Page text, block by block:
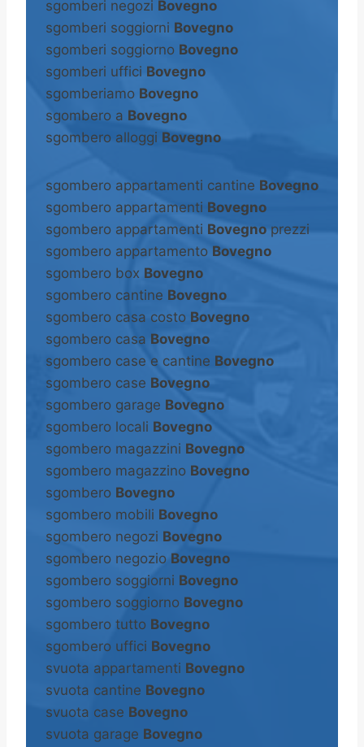
sgomberi negozi Bovegno
sgomberi soggiorni Bovegno
sgomberi soggiorno Bovegno
sgomberi uffici Bovegno
sgomberiamo Bovegno
sgombero a Bovegno
sgombero alloggi Bovegno
sgombero appartamenti cantine Bovegno
sgombero appartamenti Bovegno
sgombero appartamenti Bovegno prezzi
sgombero appartamento Bovegno
sgombero box Bovegno
sgombero cantine Bovegno
sgombero casa costo Bovegno
sgombero casa Bovegno
sgombero case e cantine Bovegno
sgombero case Bovegno
sgombero garage Bovegno
sgombero locali Bovegno
sgombero magazzini Bovegno
sgombero magazzino Bovegno
sgombero Bovegno
sgombero mobili Bovegno
sgombero negozi Bovegno
sgombero negozio Bovegno
sgombero soggiorni Bovegno
sgombero soggiorno Bovegno
sgombero tutto Bovegno
sgombero uffici Bovegno
svuota appartamenti Bovegno
svuota cantine Bovegno
svuota case Bovegno
svuota garage Bovegno